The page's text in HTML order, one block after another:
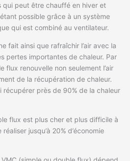
qui peut être chauffé en hiver et
possible grâce à un système
qui est combiné au ventilateur.
fait ainsi que rafraîchir l’air avec la
pertes importantes de chaleur. Par
flux renouvelle non seulement l’air
de la récupération de chaleur.
récupérer près de 90% de la chaleur
flux est plus cher et plus difficile à
jusqu’à 20% d’économie